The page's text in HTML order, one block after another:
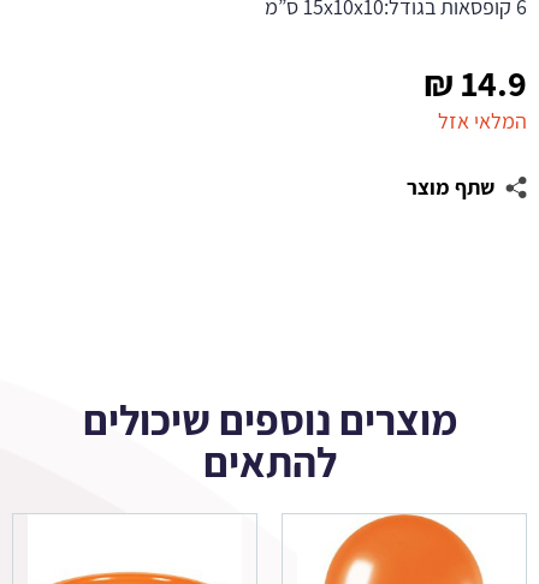
14.9
₪
המלאי אזל
שתף מוצר
6 קופסאות בגודל:15x10x10 ס”מ
מוצרים נוספים שיכולים
להתאים